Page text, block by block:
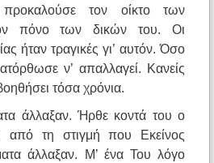
προκαλούσε τον οίκτο των
πόνο των δικών του. Οι
ήταν τραγικές γι’ αυτόν. Όσο
ν’ απαλλαγεί. Κανείς
τόσα χρόνια.
άλλαξαν. Ήρθε κοντά του ο
από τη στιγμή που Εκείνος
άλλαξαν. Μ’ ένα Του λόγο